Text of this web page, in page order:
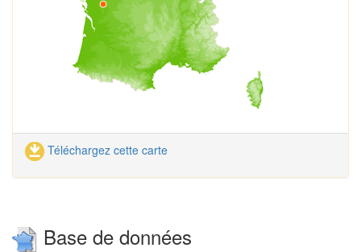
Téléchargez cette carte
Base de données